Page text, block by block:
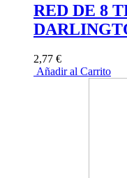
RED DE 8
2,77 €
Añadir al Carrito